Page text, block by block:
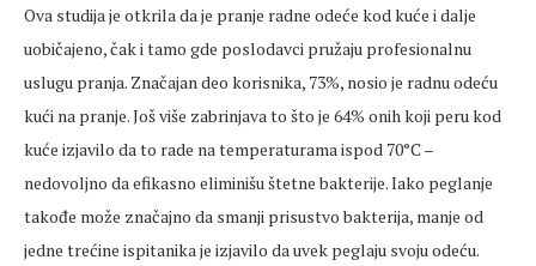
Ova studija je otkrila da je pranje radne odeće kod kuće i dalje
uobičajeno, čak i tamo gde poslodavci pružaju profesionalnu
uslugu pranja. Značajan deo korisnika, 73%, nosio je radnu odeću
kući na pranje. Još više zabrinjava to što je 64% onih koji peru kod
kuće izjavilo da to rade na temperaturama ispod 70°C –
nedovoljno da efikasno eliminišu štetne bakterije. Iako peglanje
takođe može značajno da smanji prisustvo bakterija, manje od
jedne trećine ispitanika je izjavilo da uvek peglaju svoju odeću.